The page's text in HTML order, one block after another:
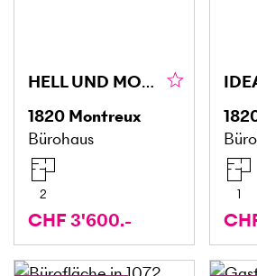
HELL UND MODERN AN SCHÖNER LAGE
1820 Montreux
Bürohaus
2
CHF 3'600.-
1